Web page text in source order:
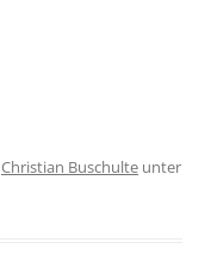
Christian Buschulte unter